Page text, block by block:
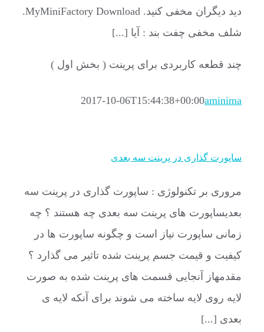
دید دیگران مخفی کنید. MyMiniFactory Download.
شلف مخفی چفت بند : آیا [...]
چند قطعه کاربردی برای پرینت ( بخش اول )
aminima
2017-10-06T15:44:38+00:00
ساپورت گذاری در پرینت سه بعدی
مروری بر تکنولوژی : ساپورت گذاری در پرینت سه
بعدیساپورت های پرینت سه بعدی چه هستند ؟ چه
زمانی ساپورت نیاز است و چگونه ساپورت ها در
کیفیت و قیمت جسم پرینت شده تاثیر می گذارد ؟
مقدمهاز آنجایی قسمت های پرینت شده به صورت
لایه روی لایه ساخته می شوند برای آنکه لایه ی
بعدی [...]